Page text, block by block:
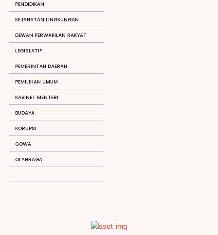
PENDIDIKAN
KEJAHATAN LINGKUNGAN
DEWAN PERWAKILAN RAKYAT
LEGISLATIF
PEMERINTAH DAERAH
PEMILIHAN UMUM
KABINET MENTERI
BUDAYA
KORUPSI
GOWA
OLAHRAGA